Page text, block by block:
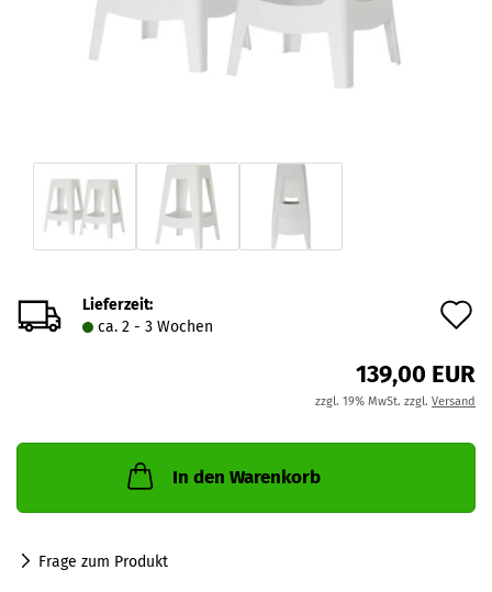
Lieferzeit:
ca. 2 - 3 Wochen
139,00 EUR
zzgl. 19% MwSt. zzgl. Versand
In den Warenkorb
Frage zum Produkt